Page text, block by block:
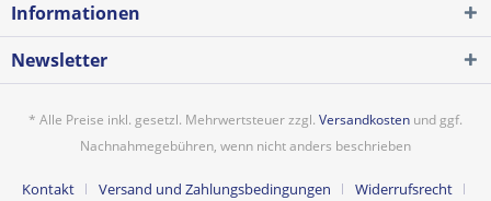
Informationen
Newsletter
* Alle Preise inkl. gesetzl. Mehrwertsteuer zzgl. Versandkosten und ggf.
Nachnahmegebühren, wenn nicht anders beschrieben
Kontakt Versand und Zahlungsbedingungen Widerrufsrecht